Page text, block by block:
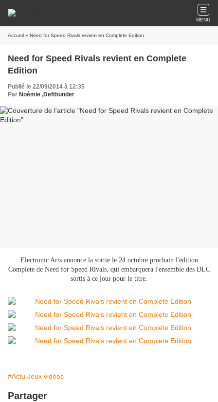
MENU
Accueil » Need for Speed Rivals revient en Complete Edition
Need for Speed Rivals revient en Complete
Edition
Publié le 22/09/2014 à 12:35
Par Noémie ,Defthunder
Electronic Arts annonce la sortie le 24 octobre prochain l'édition
Complete de Need for Speed Rivals, qui embarquera l'ensemble des DLC
sortis à ce jour pour le titre.
#Actu Jeux vidéos
Partager